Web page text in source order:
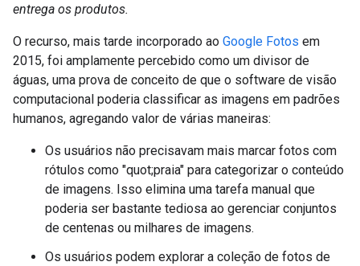
entrega os produtos.
O recurso, mais tarde incorporado ao Google Fotos em
2015, foi amplamente percebido como um divisor de
águas, uma prova de conceito de que o software de visão
computacional poderia classificar as imagens em padrões
humanos, agregando valor de várias maneiras:
Os usuários não precisavam mais marcar fotos com
rótulos como "quot;praia" para categorizar o conteúdo
de imagens. Isso elimina uma tarefa manual que
poderia ser bastante tediosa ao gerenciar conjuntos
de centenas ou milhares de imagens.
Os usuários podem explorar a coleção de fotos de